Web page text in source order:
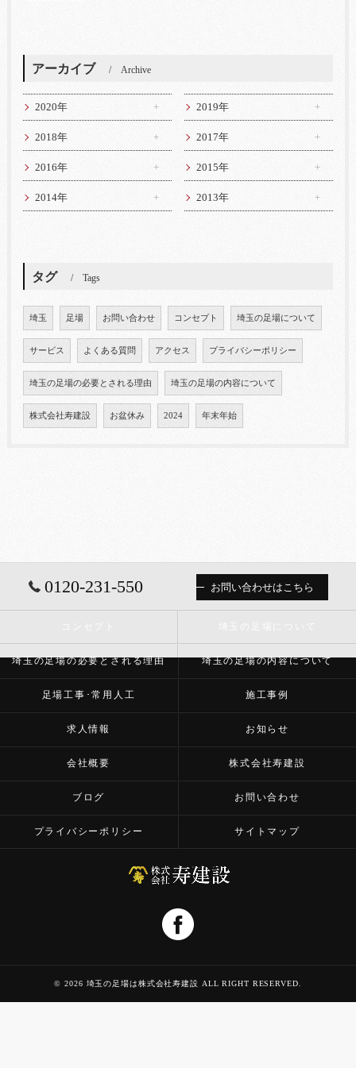
アーカイブ Archive
2020年 2019年
2018年 2017年
2016年 2015年
2014年 2013年
タグ Tags
埼玉 足場 お問い合わせ コンセプト 埼玉の足場について
サービス よくある質問 アクセス プライバシーポリシー
埼玉の足場の必要とされる理由 埼玉の足場の内容について
株式会社寿建設 お盆休み 2024 年末年始
0120-231-550 お問い合わせはこちら
埼玉の足場の必要とされる理由 埼玉の足場の内容について
足場工事･常用人工 施工事例
求人情報 お知らせ
会社概要 株式会社寿建設
ブログ お問い合わせ
プライバシーポリシー サイトマップ
© 2026 埼玉の足場は株式会社寿建設 ALL RIGHT RESERVED.